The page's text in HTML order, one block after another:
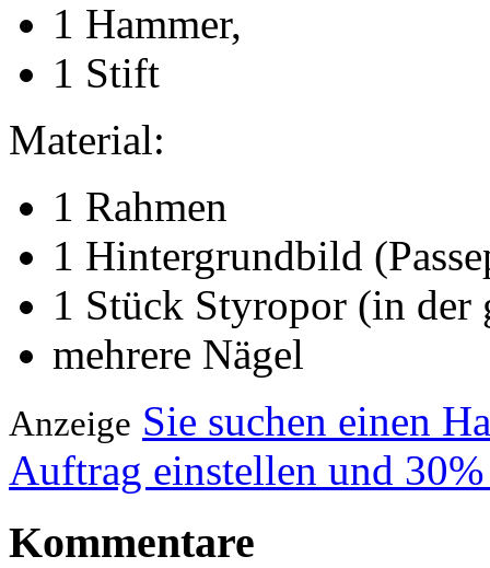
1 Hammer,
1 Stift
Material:
1 Rahmen
1 Hintergrundbild
1 Stück Styropor (in der
mehrere Nägel
Anzeige Sie suchen einen
Auftrag einstellen und
Kommentare